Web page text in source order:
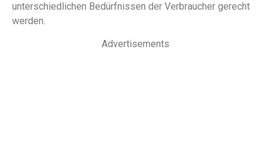
unterschiedlichen Bedürfnissen der Verbraucher gerecht
werden.
Advertisements